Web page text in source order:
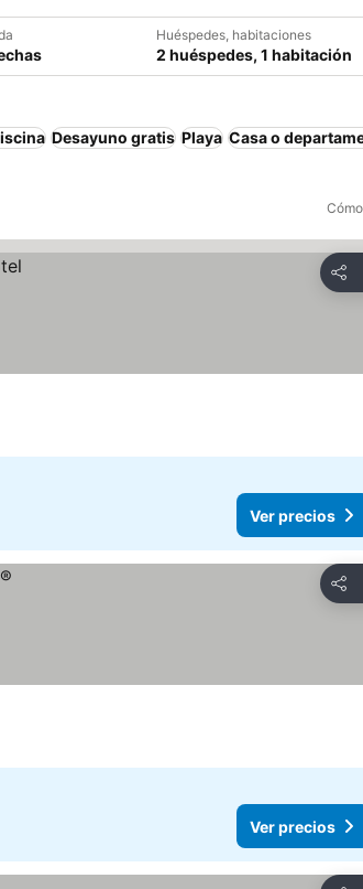
Huéspedes, habitaciones
2 huéspedes, 1 habitación
Desayuno gratis Playa Casa o
Ver precios
Ver precios